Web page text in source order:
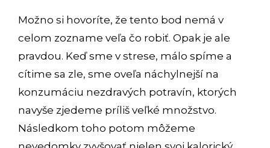
Možno si hovoríte, že tento bod nemá v
celom zozname veľa čo robiť. Opak je ale
pravdou. Keď sme v strese, málo spíme a
cítime sa zle, sme oveľa náchylnejší na
konzumáciu nezdravých potravín, ktorých
navyše zjedeme príliš veľké množstvo.
Následkom toho potom môžeme